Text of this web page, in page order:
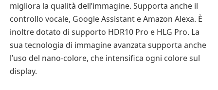
migliora la qualità dell’immagine. Supporta anche il
controllo vocale, Google Assistant e Amazon Alexa. È
inoltre dotato di supporto HDR10 Pro e HLG Pro. La
sua tecnologia di immagine avanzata supporta anche
l’uso del nano-colore, che intensifica ogni colore sul
display.